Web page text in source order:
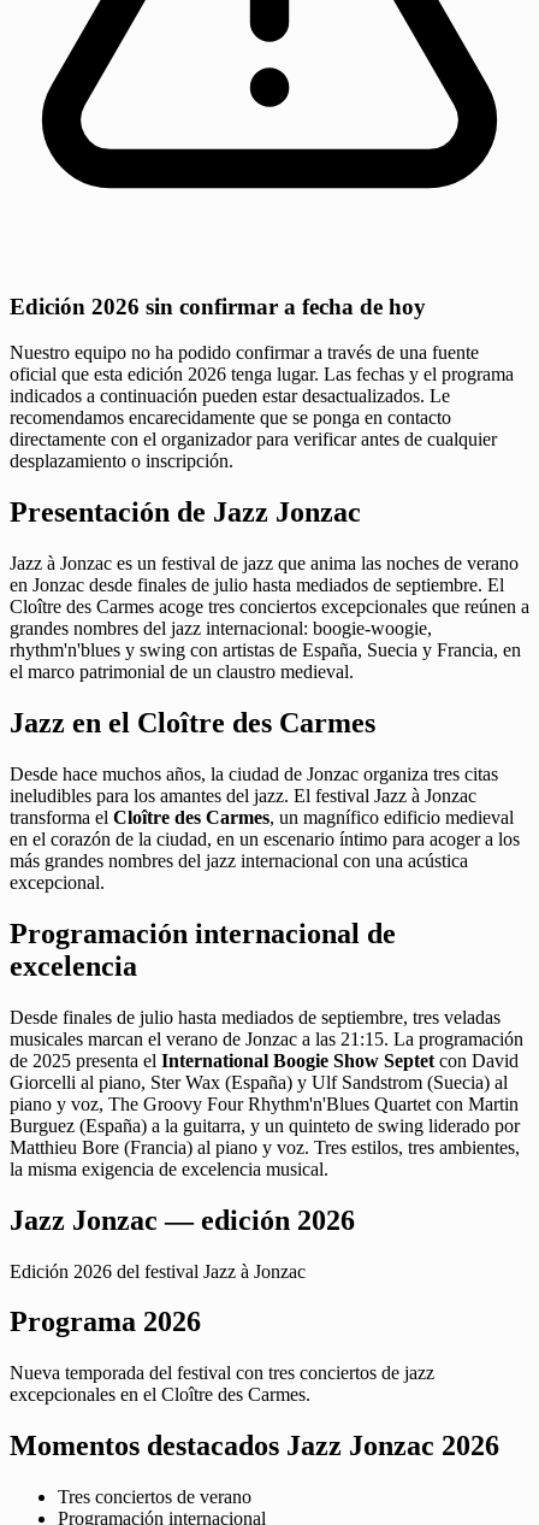
Edición 2026 sin confirmar a fecha de hoy
Nuestro equipo no ha podido confirmar a través de una fuente
oficial que esta edición 2026 tenga lugar. Las fechas y el programa
indicados a continuación pueden estar desactualizados. Le
recomendamos encarecidamente que se ponga en contacto
directamente con el organizador para verificar antes de cualquier
desplazamiento o inscripción.
Presentación de Jazz Jonzac
Jazz à Jonzac es un festival de jazz que anima las noches de verano
en Jonzac desde finales de julio hasta mediados de septiembre. El
Cloître des Carmes acoge tres conciertos excepcionales que reúnen a
grandes nombres del jazz internacional: boogie-woogie,
rhythm'n'blues y swing con artistas de España, Suecia y Francia, en
el marco patrimonial de un claustro medieval.
Jazz en el Cloître des Carmes
Desde hace muchos años, la ciudad de Jonzac organiza tres citas
ineludibles para los amantes del jazz. El festival Jazz à Jonzac
transforma el Cloître des Carmes, un magnífico edificio medieval
en el corazón de la ciudad, en un escenario íntimo para acoger a los
más grandes nombres del jazz internacional con una acústica
excepcional.
Programación internacional de
excelencia
Desde finales de julio hasta mediados de septiembre, tres veladas
musicales marcan el verano de Jonzac a las 21:15. La programación
de 2025 presenta el International Boogie Show Septet con David
Giorcelli al piano, Ster Wax (España) y Ulf Sandstrom (Suecia) al
piano y voz, The Groovy Four Rhythm'n'Blues Quartet con Martin
Burguez (España) a la guitarra, y un quinteto de swing liderado por
Matthieu Bore (Francia) al piano y voz. Tres estilos, tres ambientes,
la misma exigencia de excelencia musical.
Jazz Jonzac — edición 2026
Edición 2026 del festival Jazz à Jonzac
Programa 2026
Nueva temporada del festival con tres conciertos de jazz
excepcionales en el Cloître des Carmes.
Momentos destacados Jazz Jonzac 2026
Tres conciertos de verano
Programación internacional